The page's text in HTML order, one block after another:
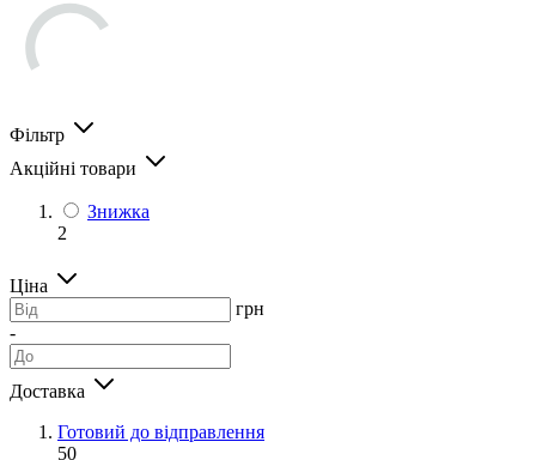
Фільтр
Акційні товари
Знижка
2
Ціна
грн
-
Доставка
Готовий до відправлення
50